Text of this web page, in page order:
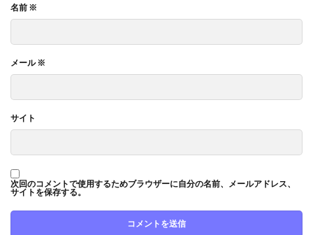
名前 ※
メール※
サイト
次回のコメントで使用するためブラウザーに自分の名前、メールアドレス、
サイトを保存する。